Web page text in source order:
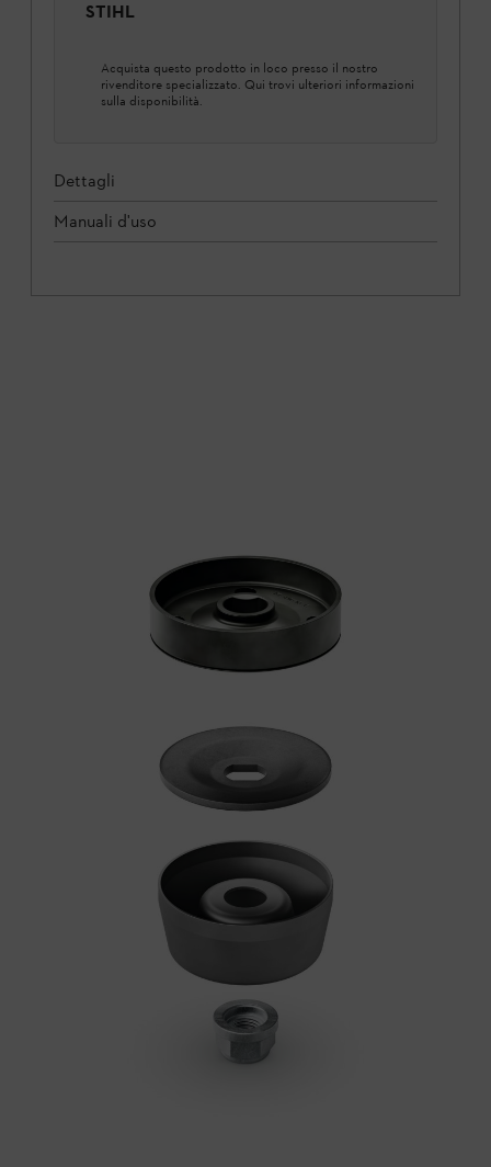
STIHL
Acquista questo prodotto in loco presso il nostro
rivenditore specializzato. Qui trovi ulteriori informazioni
sulla disponibilità.
Dettagli
Manuali d'uso